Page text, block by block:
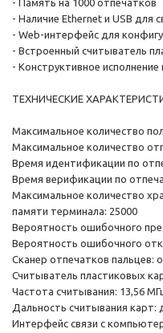
- Память на 1000 отпечатков
- Наличие Ethernet и USB для
- Web-интерфейс для
- Встроенный считыватель
- Конструктивное
ТЕХНИЧЕСКИЕ
Максимальное количество
Максимальное количество
Время идентификации по
Время верификации по
Максимальное количество
памяти терминала: 25000
Вероятность ошибочного
Вероятность ошибочного
Сканер отпечатков пальцев:
Считыватель пластиковых
Частота считывания: 13,56
Дальность считывания карт:
Интерфейс связи с